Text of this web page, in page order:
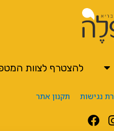
להצטרף לצוות
נגישות תקנון אתר